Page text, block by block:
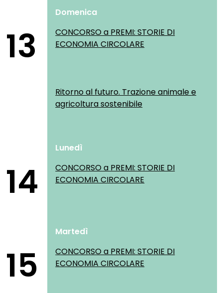
13
Domenica
CONCORSO a PREMI: STORIE DI
ECONOMIA CIRCOLARE
Ritorno al futuro. Trazione animale e
agricoltura sostenibile
14
Lunedì
CONCORSO a PREMI: STORIE DI
ECONOMIA CIRCOLARE
15
Martedì
CONCORSO a PREMI: STORIE DI
ECONOMIA CIRCOLARE